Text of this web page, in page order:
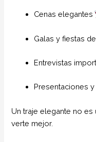
Cenas elegantes
Galas y fiestas
Entrevistas
Presentaciones
Un traje elegante no es
verte mejor.